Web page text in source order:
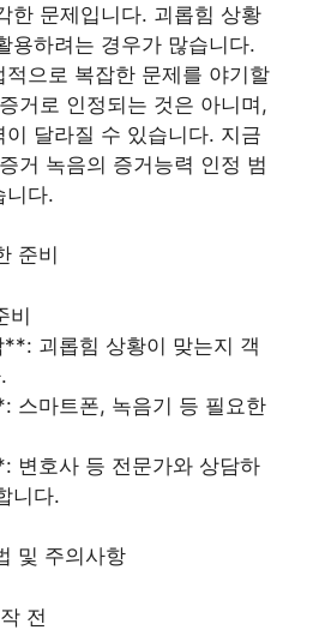
한 문제입니다. 괴롭힘 상황
용하려는 경우가 많습니다.
으로 복잡한 문제를 야기할
거로 인정되는 것은 아니며,
달라질 수 있습니다. 지금
거 녹음의 증거능력 인정 범
니다.
준비
비
괴롭힘 상황이 맞는지 객
스마트폰, 녹음기 등 필요한
변호사 등 전문가와 상담하
니다.
및 주의사항
전